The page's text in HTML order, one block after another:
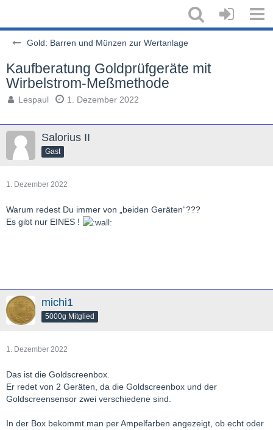
Gold: Barren und Münzen zur Wertanlage
Kaufberatung Goldprüfgeräte mit
Wirbelstrom-Meßmethode
Lespaul 1. Dezember 2022
Salorius II
Gast
1. Dezember 2022
Warum redest Du immer von „beiden Geräten“???
Es gibt nur EINES !
michi1
5000g Mitglied
1. Dezember 2022
Das ist die Goldscreenbox.
Er redet von 2 Geräten, da die Goldscreenbox und der
Goldscreensensor zwei verschiedene sind.
In der Box bekommt man per Ampelfarben angezeigt, ob echt oder